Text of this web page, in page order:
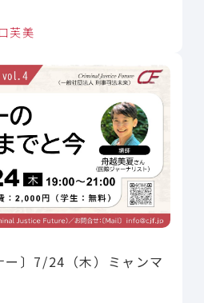
芙美
ー〕7/24（木）ミャンマ